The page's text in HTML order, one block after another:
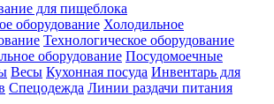
для пищеблока
оборудование Холодильное
Технологическое оборудование
оборудование Посудомоечные
Весы Кухонная посуда Инвентарь для
Спецодежда Линии раздачи питания